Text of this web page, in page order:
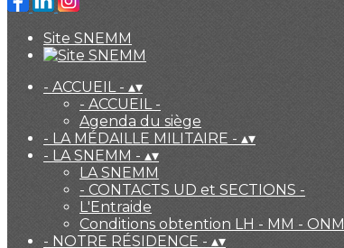
Site SNEMM
- ACCUEIL - ▴▾
- ACCUEIL -
Agenda du siège
- LA MÉDAILLE MILITAIRE - ▴▾
- LA SNEMM - ▴▾
LA SNEMM
- CONTACTS UD et SECTIONS -
L'Entraide
Conditions obtention LH - MM - ONM
- NOTRE RÉSIDENCE - ▴▾